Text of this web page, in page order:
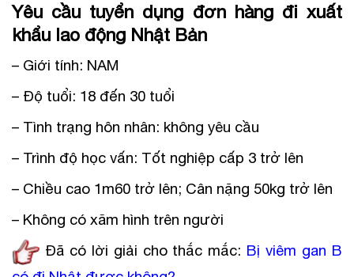
Yêu cầu tuyển dụng đơn hàng đi xuất
khẩu lao động Nhật Bản
– Giới tính: NAM
– Độ tuổi: 18 đến 30 tuổi
– Tình trạng hôn nhân: không yêu cầu
– Trình độ học vấn: Tốt nghiệp cấp 3 trở lên
– Chiều cao 1m60 trở lên; Cân nặng 50kg trở lên
– Không có xăm hình trên người
Đã có lời giải cho thắc mắc: Bị viêm gan B